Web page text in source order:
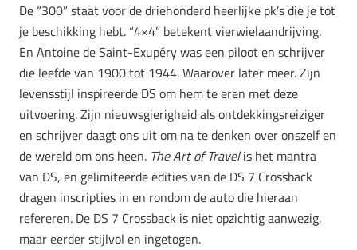
De “300” staat voor de driehonderd heerlijke pk’s die je tot
je beschikking hebt. “4×4” betekent vierwielaandrijving.
En Antoine de Saint-Exupéry was een piloot en schrijver
die leefde van 1900 tot 1944. Waarover later meer. Zijn
levensstijl inspireerde DS om hem te eren met deze
uitvoering. Zijn nieuwsgierigheid als ontdekkingsreiziger
en schrijver daagt ons uit om na te denken over onszelf en
de wereld om ons heen. The Art of Travelis het mantra
van DS, en gelimiteerde edities van de DS 7 Crossback
dragen inscripties in en rondom de auto die hieraan
refereren. De DS 7 Crossback is niet opzichtig aanwezig,
maar eerder stijlvol en ingetogen.